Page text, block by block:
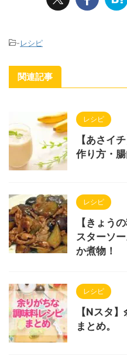
-レシピ
関連記事
レシピ
【あさイ
作り方・
レシピ
【きょう
スターソ
か煮物！
レシピ
【Nスタ
まとめ。